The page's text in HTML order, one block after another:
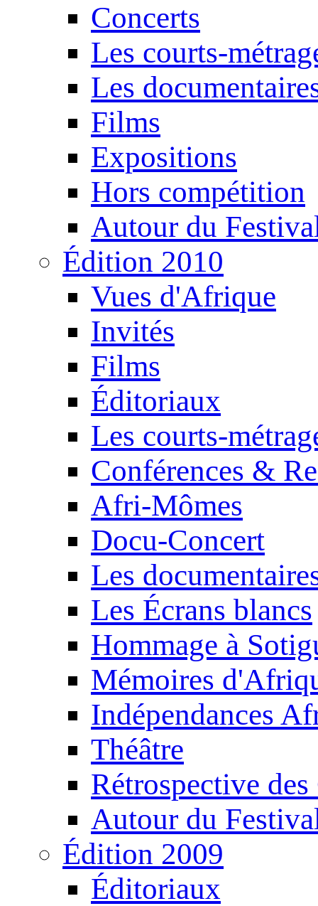
Concerts
Les courts-
Les
Films
Expositions
Hors compétition
Autour du
Édition 2010
Vues d'Afrique
Invités
Films
Éditoriaux
Les courts-
Conférences &
Afri-Mômes
Docu-Concert
Les
Les Écrans blancs
Hommage à
Mémoires
Indépendances
Théâtre
Rétrospective
Autour du
Édition 2009
Éditoriaux